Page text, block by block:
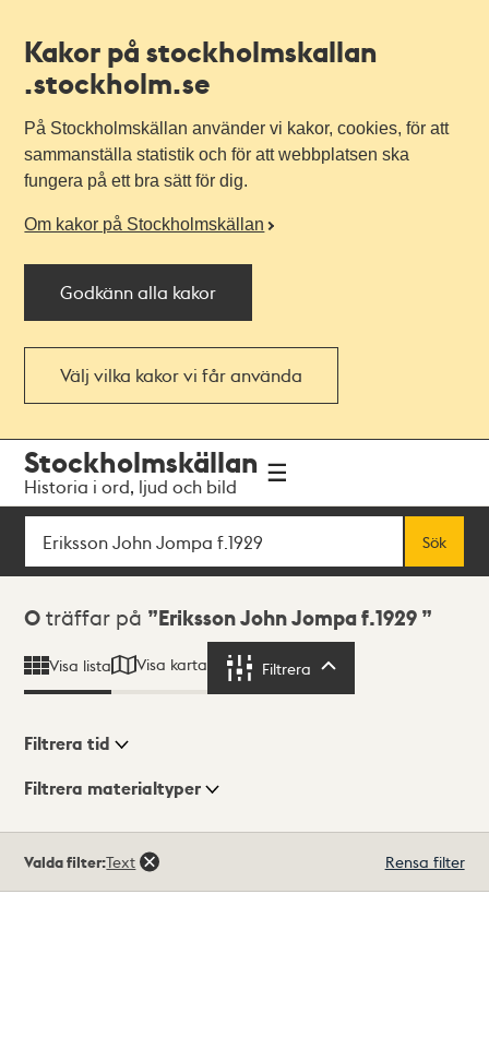
Kakor på stockholmskallan
.stockholm.se
På Stockholmskällan använder vi kakor, cookies, för att
sammanställa statistik och för att webbplatsen ska
fungera på ett bra sätt för dig.
Om kakor på Stockholmskällan
Godkänn alla kakor
Välj vilka kakor vi får använda
navigationen
huvudinnehållet
Stockholmskällan
Historia i ord, ljud och bild
Sök
Sök
Sökresultat
0 träffar på Eriksson John Jompa f.1929
Visa lista Visa karta Filtrera
Visningsläge
Filtrera tid
Filtrera materialtyper
träffar
Valda filter:Text Rensa filter